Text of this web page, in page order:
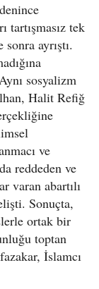
tartışmasız tek
ayrıştı.
sosyalizm
Halit Refiğ
ve
reddeden ve
varan abartılı
Sonuçta,
ortak bir
toptan
İslamcı